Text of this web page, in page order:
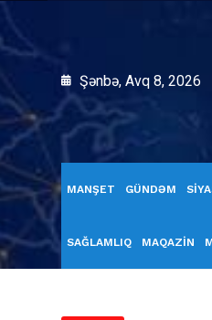
Şənbə, Avq 8, 2026
MANŞET GÜNDƏM
SAĞLAMLIQ MAQAZİN